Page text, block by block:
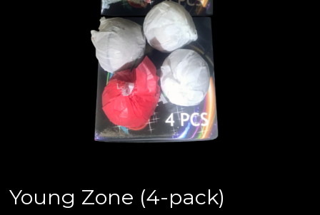
Young Zone (4-pack)